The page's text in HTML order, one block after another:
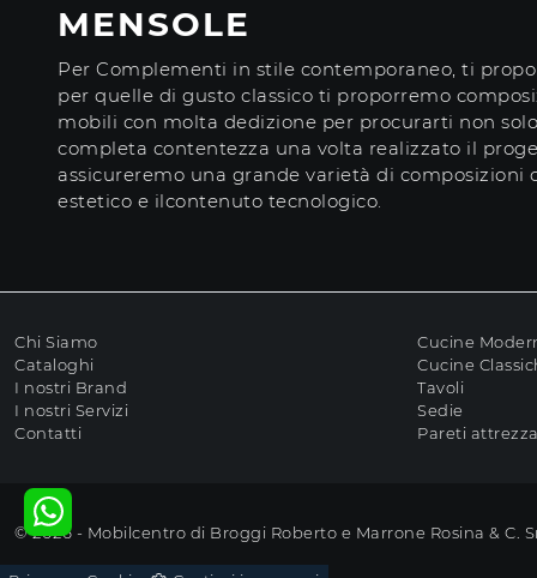
MENSOLE
Per Complementi in stile contemporaneo, ti
per quelle di gusto classico ti proporremo
mobili con molta dedizione per procurarti non
completa contentezza una volta realizzato il
assicureremo una grande varietà di composizioni
estetico e ilcontenuto tecnologico.
Chi Siamo
Cataloghi
I nostri Brand
I nostri Servizi
Contatti
Cucine
Cucine
Tavoli
Sedie
Pareti
© 2026 - Mobilcentro di Broggi Roberto e Marrone Rosina & C.